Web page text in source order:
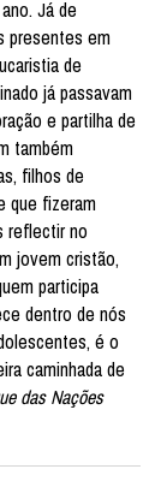
Já de
presentes em
de
já passavam
e partilha de
também
filhos de
que fizeram
reflectir no
jovem cristão,
participa
dentro de nós
é o
caminhada de
das Nações